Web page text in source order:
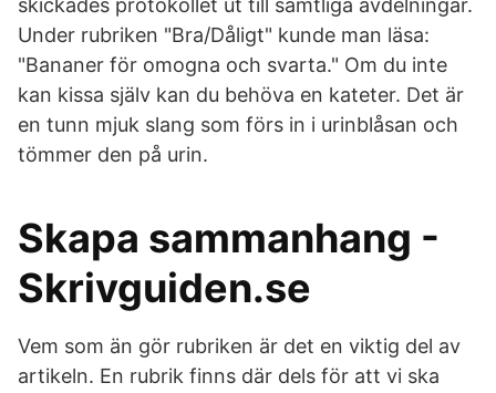
skickades protokollet ut till samtliga avdelningar.
Under rubriken "Bra/Dåligt" kunde man läsa:
"Bananer för omogna och svarta." Om du inte
kan kissa själv kan du behöva en kateter. Det är
en tunn mjuk slang som förs in i urinblåsan och
tömmer den på urin.
Skapa sammanhang -
Skrivguiden.se
Vem som än gör rubriken är det en viktig del av
artikeln. En rubrik finns där dels för att vi ska